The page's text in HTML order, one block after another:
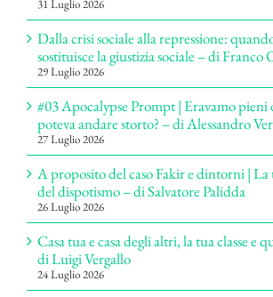
31 Luglio 2026
Dalla crisi sociale alla repressione:
sostituisce la giustizia sociale – di Franco
29 Luglio 2026
#03 Apocalypse Prompt | Eravamo pieni
poteva andare storto? – di Alessandro
27 Luglio 2026
A proposito del caso Fakir e dintorni |
del dispotismo – di Salvatore Palidda
26 Luglio 2026
Casa tua e casa degli altri, la tua classe e
di Luigi Vergallo
24 Luglio 2026